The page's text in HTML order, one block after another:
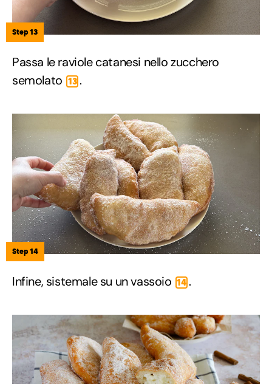
Step 13
Passa le raviole catanesi nello zucchero
semolato 13 .
Step 14
Infine, sistemale su un vassoio 14 .